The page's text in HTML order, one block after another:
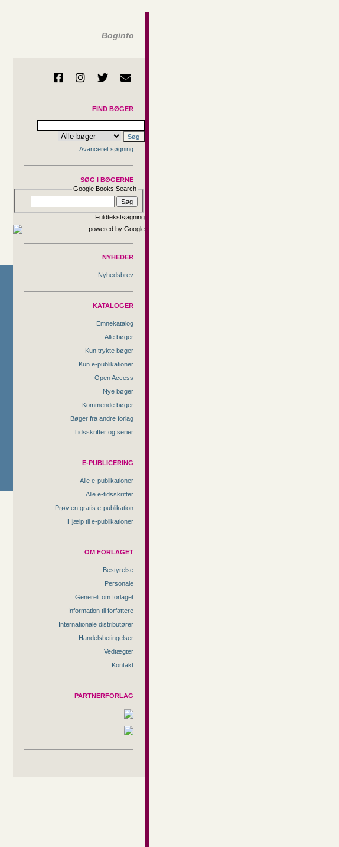
Boginfo
FIND BØGER
Avanceret søgning
SØG I BØGERNE
Google Books Search
Fuldtekstsøgning
NYHEDER
Nyhedsbrev
KATALOGER
Emnekatalog
Alle bøger
Kun trykte bøger
Kun e-publikationer
Open Access
Nye bøger
Kommende bøger
Bøger fra andre forlag
Tidsskrifter og serier
E-PUBLICERING
Alle e-publikationer
Alle e-tidsskrifter
Prøv en gratis e-publikation
Hjælp til e-publikationer
OM FORLAGET
Bestyrelse
Personale
Generelt om forlaget
Information til forfattere
Internationale distributører
Handelsbetingelser
Vedtægter
Kontakt
PARTNERFORLAG